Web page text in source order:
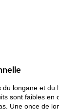
du longane et du
sont faibles en
Une once de